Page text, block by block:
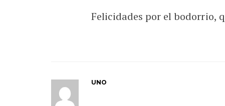
Felicidades por el bodorrio,
UNO